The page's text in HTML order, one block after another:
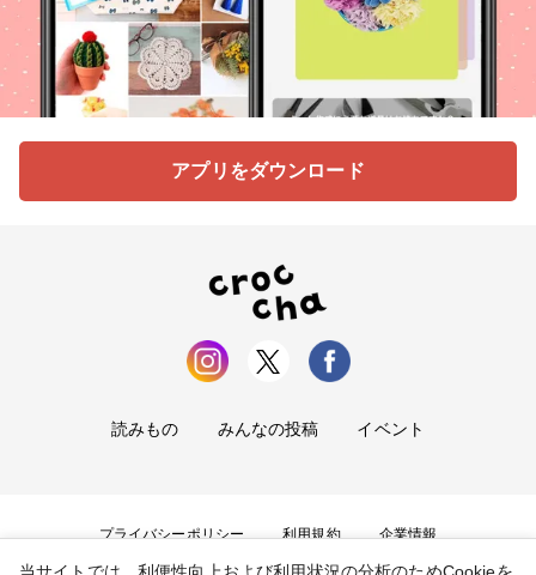
アプリをダウンロード
読みもの みんなの投稿 イベント
プライバシーポリシー 利用規約 企業情報